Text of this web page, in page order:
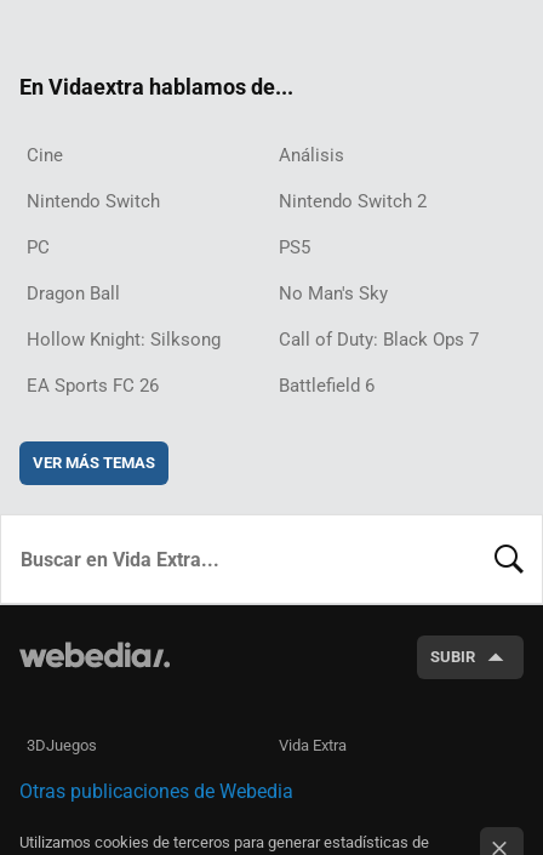
En Vidaextra hablamos de...
Cine Análisis
Nintendo Switch Nintendo Switch 2
PC PS5
Dragon Ball No Man's Sky
Hollow Knight: Silksong Call of Duty: Black Ops 7
EA Sports FC 26 Battlefield 6
VER MÁS TEMAS
SUBIR
3DJuegos Vida Extra
Otras publicaciones de Webedia
Utilizamos cookies de terceros para generar estadísticas de